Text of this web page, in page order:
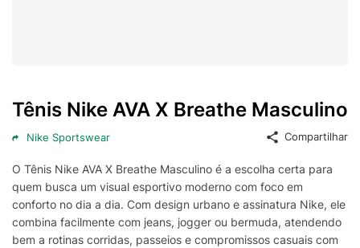
Tênis Nike AVA X Breathe Masculino
Nike Sportswear Compartilhar
O Tênis Nike AVA X Breathe Masculino é a escolha certa para
quem busca um visual esportivo moderno com foco em
conforto no dia a dia. Com design urbano e assinatura Nike, ele
combina facilmente com jeans, jogger ou bermuda, atendendo
bem a rotinas corridas, passeios e compromissos casuais com